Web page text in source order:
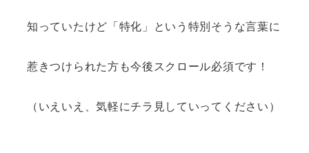
知っていたけど「特化」という特別そうな言葉に
惹きつけられた方も今後スクロール必須です！
（いえいえ、気軽にチラ見していってください）